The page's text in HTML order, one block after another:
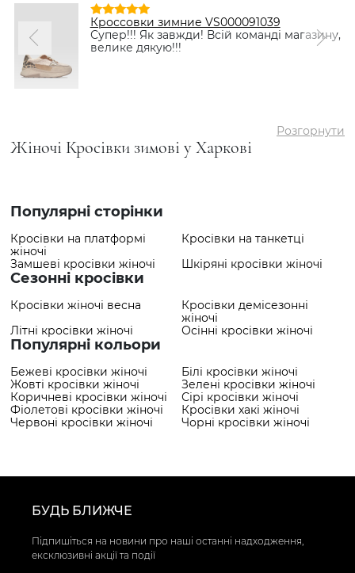
Жіночі Кросівки зимові у Харкові
Популярні сторінки
Кросівки на платформі
жіночі
Кросівки на танкетці
Замшеві кросівки жіночі
Шкіряні кросівки жіночі
Сезонні кросівки
Кросівки жіночі весна
Кросівки демісезонні
жіночі
Літні кросівки жіночі
Осінні кросівки жіночі
Популярні кольори
Бежеві кросівки жіночі
Білі кросівки жіночі
Жовті кросівки жіночі
Зелені кросівки жіночі
Коричневі кросівки жіночі
Сірі кросівки жіночі
Фіолетові кросівки жіночі
Кросівки хакі жіночі
Червоні кросівки жіночі
Чорні кросівки жіночі
Найпопулярніший
товар
Кросівки зимові VS000084701
Коричневий - 2849 грн
Кроссовки зимние VS000091039
Супер!!! Як завжди! Всій команді магазину,
велике дякую!!!
Розгорнути
БУДЬ БЛИЖЧЕ
Підпишіться на новини про наші останні надходження,
ексклюзивні акції та події